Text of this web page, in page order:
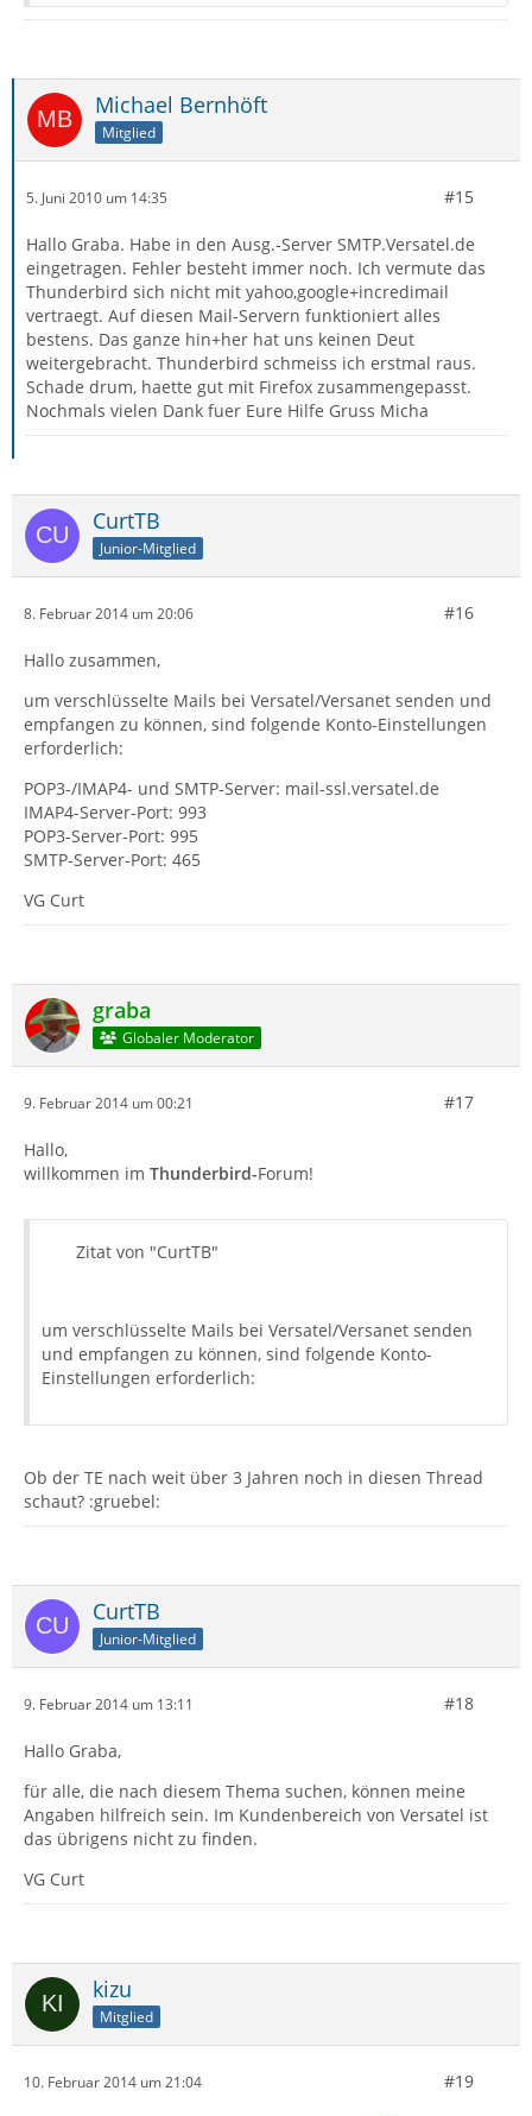
Michael Bernhöft
Mitglied
5. Juni 2010 um 14:35 #15
Hallo Graba. Habe in den Ausg.-Server SMTP.Versatel.de
eingetragen. Fehler besteht immer noch. Ich vermute das
Thunderbird sich nicht mit yahoo,google+incredimail
vertraegt. Auf diesen Mail-Servern funktioniert alles
bestens. Das ganze hin+her hat uns keinen Deut
weitergebracht. Thunderbird schmeiss ich erstmal raus.
Schade drum, haette gut mit Firefox zusammengepasst.
Nochmals vielen Dank fuer Eure Hilfe Gruss Micha
CurtTB
Junior-Mitglied
8. Februar 2014 um 20:06 #16
Hallo zusammen,
um verschlüsselte Mails bei Versatel/Versanet senden und
empfangen zu können, sind folgende Konto-Einstellungen
erforderlich:
POP3-/IMAP4- und SMTP-Server: mail-ssl.versatel.de
IMAP4-Server-Port: 993
POP3-Server-Port: 995
SMTP-Server-Port: 465
VG Curt
graba
Globaler Moderator
9. Februar 2014 um 00:21 #17
Hallo,
willkommen im Thunderbird-Forum!
Zitat von "CurtTB"
um verschlüsselte Mails bei Versatel/Versanet senden
und empfangen zu können, sind folgende Konto-
Einstellungen erforderlich:
Ob der TE nach weit über 3 Jahren noch in diesen Thread
schaut? :gruebel:
CurtTB
Junior-Mitglied
9. Februar 2014 um 13:11 #18
Hallo Graba,
für alle, die nach diesem Thema suchen, können meine
Angaben hilfreich sein. Im Kundenbereich von Versatel ist
das übrigens nicht zu finden.
VG Curt
kizu
Mitglied
10. Februar 2014 um 21:04 #19